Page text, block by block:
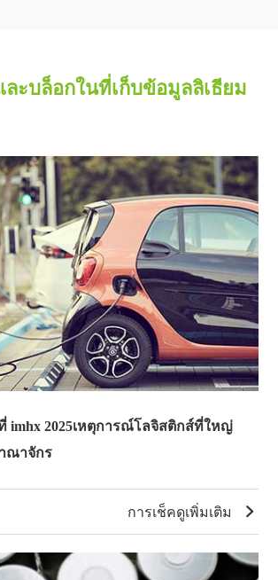
ะบล็อกในที่เก็บข้อมูลลิเธียม
imhx 2025เหตุการณ์โลจิสติกส์ที่ใหญ่
ณาจักร
การเช็คดูเพิ่มเติม 